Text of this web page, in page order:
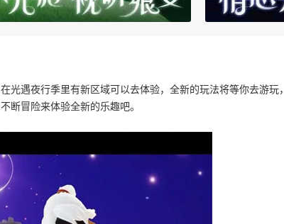
遇夜行季里有新区域可以去体验，全新的玩法将等你去游玩，
断冒险来体验全新的乐趣吧。